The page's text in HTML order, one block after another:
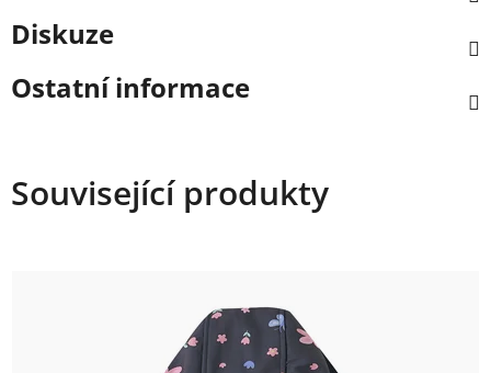
Diskuze
Ostatní informace
Související produkty